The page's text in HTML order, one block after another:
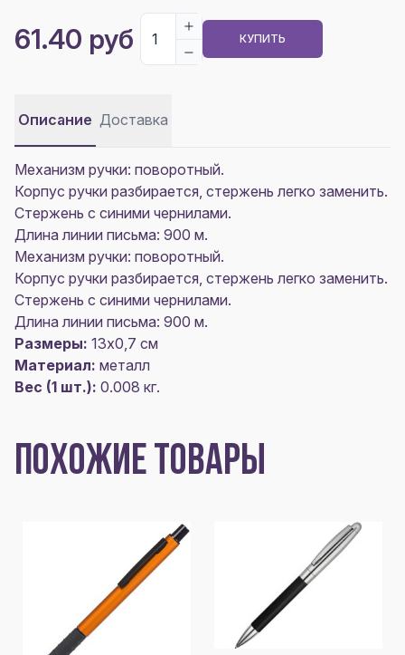
61.40 руб КУПИТЬ
Описание Доставка
Механизм ручки: поворотный.
Корпус ручки разбирается, стержень легко заменить.
Стержень с синими чернилами.
Длина линии письма: 900 м.
Механизм ручки: поворотный.
Корпус ручки разбирается, стержень легко заменить.
Стержень с синими чернилами.
Длина линии письма: 900 м.
Размеры: 13х0,7 см
Материал: металл
Вес (1 шт.): 0.008 кг.
ПОХОЖИЕ ТОВАРЫ